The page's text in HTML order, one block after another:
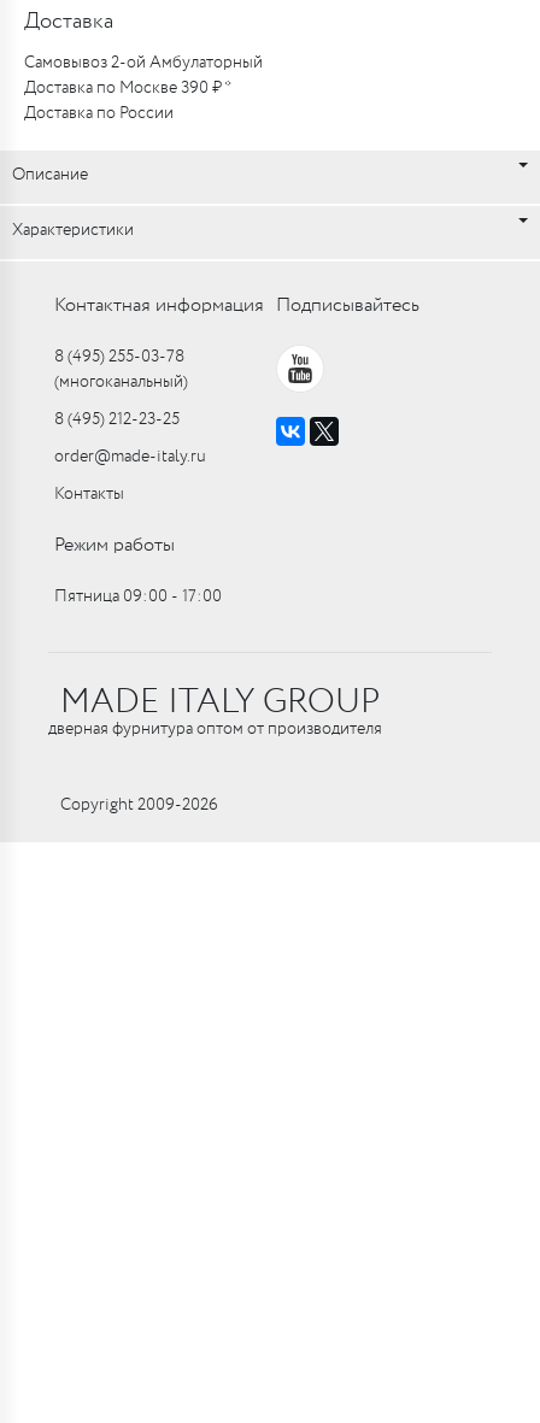
Доставка
Самовывоз 2-ой Амбулаторный
Доставка по Москве 390 ₽ *
Доставка по России
Описание
Характеристики
Контактная информация
8 (495) 255-03-78
(многоканальный)
8 (495) 212-23-25
order@made-italy.ru
Контакты
Подписывайтесь
Режим работы
Пятница 09:00 ‑ 17:00
MADE ITALY GROUP
дверная фурнитура оптом от производителя
Copyright 2009-2026